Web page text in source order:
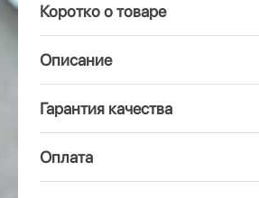
Коротко о товаре
Описание
Гарантия качества
Оплата